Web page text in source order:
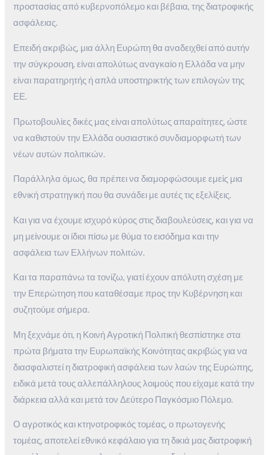
προστασίας από κυβερνοπόλεμο και βέβαια, της διατροφικής
ασφάλειας.
Επειδή ακριβώς, μια άλλη Ευρώπη θα αναδειχθεί από αυτήν
την σύγκρουση, είναι απολύτως αναγκαίο η Ελλάδα να μην
είναι παρατηρητής ή απλά υποστηρικτής των επιλογών της
ΕΕ.
Πρωτοβουλίες δικές μας είναι απολύτως απαραίτητες, ώστε
να καθιστούν την Ελλάδα ουσιαστικό συνδιαμορφωτή των
νέων αυτών πολιτικών.
Παράλληλα όμως, θα πρέπει να διαμορφώσουμε εμείς μια
εθνική στρατηγική που θα συνάδει με αυτές τις εξελίξεις.
Και για να έχουμε ισχυρό κύρος στις διαβουλεύσεις, και για να
μη μείνουμε οι ίδιοι πίσω με θύμα το εισόδημα και την
ασφάλεια των Ελλήνων πολιτών.
Και τα παραπάνω τα τονίζω, γιατί έχουν απόλυτη σχέση με
την Επερώτηση που καταθέσαμε προς την Κυβέρνηση και
συζητούμε σήμερα.
Μη ξεχνάμε ότι, η Κοινή Αγροτική Πολιτική θεσπίστηκε στα
πρώτα βήματα την Ευρωπαϊκής Κοινότητας ακριβώς για να
διασφαλιστεί η διατροφική ασφάλεια των λαών της Ευρώπης,
ειδικά μετά τους αλλεπάλληλους λοιμούς που είχαμε κατά την
διάρκεια αλλά και μετά τον Δεύτερο Παγκόσμιο Πόλεμο.
Ο αγροτικός και κτηνοτροφικός τομέας, ο πρωτογενής
τομέας, αποτελεί εθνικό κεφάλαιο για τη δικιά μας διατροφική